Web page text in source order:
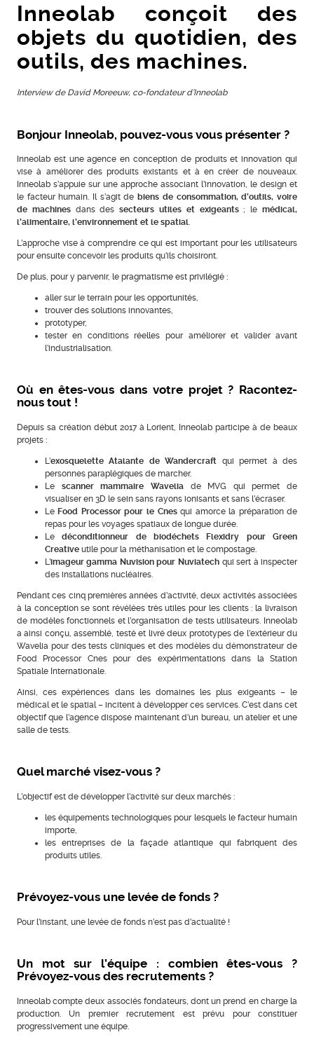
Inneolab conçoit des
objets du quotidien, des
outils, des machines.
Interview de David Moreeuw, co-fondateur d’Inneolab
Bonjour Inneolab, pouvez-vous vous présenter ?
Inneolab est une agence en conception de produits et innovation qui
vise à améliorer des produits existants et à en créer de nouveaux.
Inneolab s’appuie sur une approche associant l’innovation, le design et
le facteur humain. Il s’agit de biens de consommation, d’outils, voire
de machinesdans dessecteurs utiles et exigeants; le médical,
l’alimentaire, l’environnement et le spatial.
L’approche vise à comprendre ce qui est important pour les utilisateurs
pour ensuite concevoir les produits qu’ils choisiront.
De plus, pour y parvenir, le pragmatisme est privilégié :
aller sur le terrain pour les opportunités,
trouver des solutions innovantes,
prototyper,
tester en conditions réelles pour améliorer et valider avant
l’industrialisation.
Où en êtes-vous dans votre projet ? Racontez-
nous tout !
Depuis sa création début 2017 à Lorient, Inneolab participe à de beaux
projets :
L’exosquelette Atalante de Wandercraft qui permet à des
personnes paraplégiques de marcher.
Le scanner mammaire Waveliade MVG qui permet de
visualiser en 3D le sein sans rayons ionisants et sans l’écraser.
Le Food Processor pour le Cnesqui amorce la préparation de
repas pour les voyages spatiaux de longue durée.
Ledéconditionneur de biodéchets Flexidry pour Green
Creativeutile pour la méthanisation et le compostage.
L’imageur gamma Nuvision pour Nuviatech qui sert à inspecter
des installations nucléaires.
Pendant ces cinq premières années d’activité, deux activités associées
à la conception se sont révélées très utiles pour les clients : la livraison
de modèles fonctionnels et l’organisation de tests utilisateurs. Inneolab
a ainsi conçu, assemblé, testé et livré deux prototypes de l’extérieur du
Wavelia pour des tests cliniques et des modèles du démonstrateur de
Food Processor Cnes pour des expérimentations dans la Station
Spatiale Internationale.
Ainsi, ces expériences dans les domaines les plus exigeants – le
médical et le spatial – incitent à développer ces services. C’est dans cet
objectif que l’agence dispose maintenant d’un bureau, un atelier et une
salle de tests.
Quel marché visez-vous ?
L’objectif est de développer l’activité sur deux marchés :
les équipements technologiques pour lesquels le facteur humain
importe,
les entreprises de la façade atlantique qui fabriquent des
produits utiles.
Prévoyez-vous une levée de fonds ?
Pour l’instant, une levée de fonds n’est pas d’actualité !
Un mot sur l’équipe : combien êtes-vous ?
Prévoyez-vous des recrutements ?
Inneolab compte deux associés fondateurs, dont un prend en charge la
production. Un premier recrutement est prévu pour constituer
progressivement une équipe.